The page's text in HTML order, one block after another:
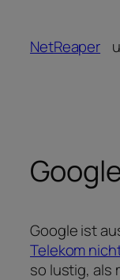
springen
NetReaper
Google ist
Telekom
so lustig, als